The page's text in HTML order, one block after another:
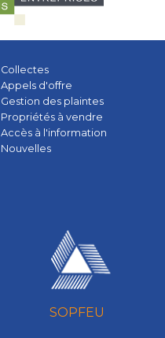
Collectes
Appels d'offre
Gestion des plaintes
Propriétés à vendre
Accès à l'information
Nouvelles
SOPFEU